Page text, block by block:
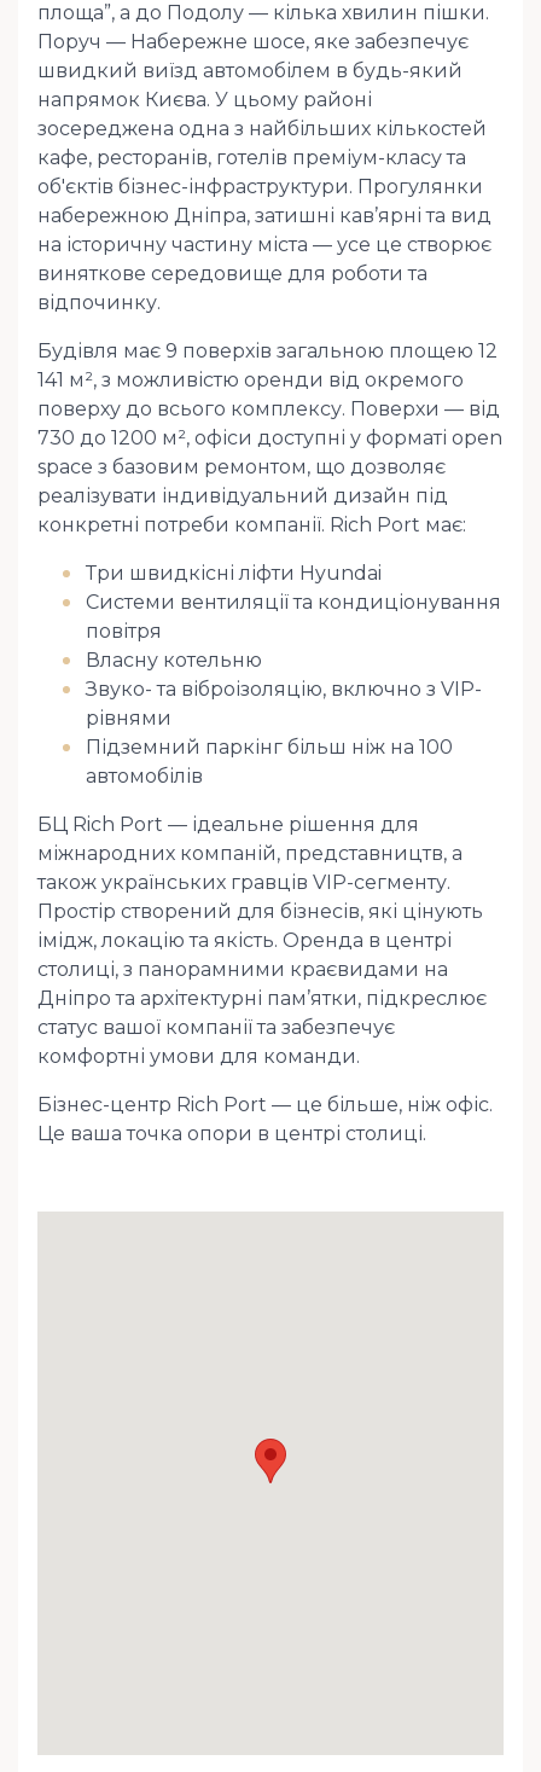
площа”, а до Подолу — кілька хвилин пішки.
Поруч — Набережне шосе, яке забезпечує
швидкий виїзд автомобілем в будь-який
напрямок Києва. У цьому районі
зосереджена одна з найбільших кількостей
кафе, ресторанів, готелів преміум-класу та
об'єктів бізнес-інфраструктури. Прогулянки
набережною Дніпра, затишні кав’ярні та вид
на історичну частину міста — усе це створює
виняткове середовище для роботи та
відпочинку.
Будівля має 9 поверхів загальною площею 12
141 м², з можливістю оренди від окремого
поверху до всього комплексу. Поверхи — від
730 до 1200 м², офіси доступні у форматі open
space з базовим ремонтом, що дозволяє
реалізувати індивідуальний дизайн під
конкретні потреби компанії. Rich Port має:
Три швидкісні ліфти Hyundai
Системи вентиляції та кондиціонування
повітря
Власну котельню
Звуко- та віброізоляцію, включно з VIP-
рівнями
Підземний паркінг більш ніж на 100
автомобілів
БЦ Rich Port — ідеальне рішення для
міжнародних компаній, представництв, а
також українських гравців VIP-сегменту.
Простір створений для бізнесів, які цінують
імідж, локацію та якість. Оренда в центрі
столиці, з панорамними краєвидами на
Дніпро та архітектурні пам’ятки, підкреслює
статус вашої компанії та забезпечує
комфортні умови для команди.
Бізнес-центр Rich Port — це більше, ніж офіс.
Це ваша точка опори в центрі столиці.